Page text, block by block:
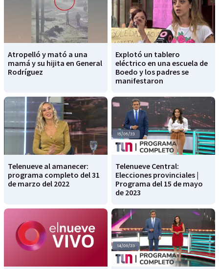
Atropelló y mató a una
mamá y su hijita en General
Rodríguez
Explotó un tablero
eléctrico en una escuela de
Boedo y los padres se
manifestaron
Telenueve al amanecer:
programa completo del 31
de marzo del 2022
Telenueve Central:
Elecciones provinciales |
Programa del 15 de mayo
de 2023